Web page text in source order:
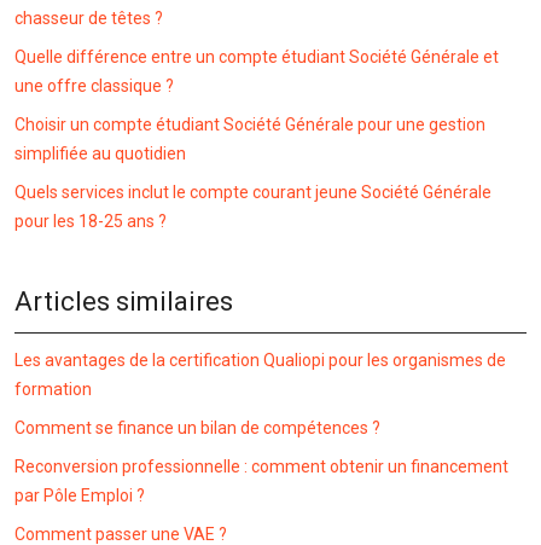
chasseur de têtes ?
Quelle différence entre un compte étudiant Société Générale et
une offre classique ?
Choisir un compte étudiant Société Générale pour une gestion
simplifiée au quotidien
Quels services inclut le compte courant jeune Société Générale
pour les 18-25 ans ?
Articles similaires
Les avantages de la certification Qualiopi pour les organismes de
formation
Comment se finance un bilan de compétences ?
Reconversion professionnelle : comment obtenir un financement
par Pôle Emploi ?
Comment passer une VAE ?